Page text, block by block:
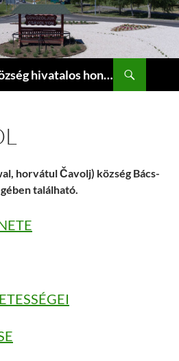
Köszöntjük Csávoly Község hivatalos honlapján.
horvátul Čavolj) község Bács-
található.